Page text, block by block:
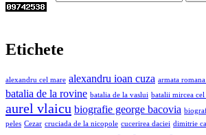
Etichete
alexandru cel mare alexandru ioan cuza armata
batalia de la rovine batalia de la vaslui batalii mircea cel
aurel vlaicu biografie george bacovia
peles Cezar cruciada de la nicopole cucerirea daciei dimitrie